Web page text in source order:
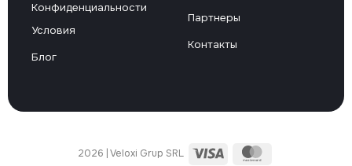
Конфиденциальности
Условия
Блог
Партнеры
Контакты
2026 | Veloxi Grup SRL Visa